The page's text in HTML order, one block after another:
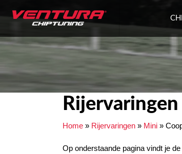
Home » Rijervaringen » Mini »
Op onderstaande pagina vindt je